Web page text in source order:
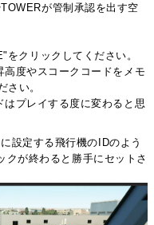
が管制承認を出す空
クリックしてください。
度やスコークコードをメモ
さい。
プレイする度に変わると思
設定する飛行機のIDのよう
クが終わると勝手にセットさ